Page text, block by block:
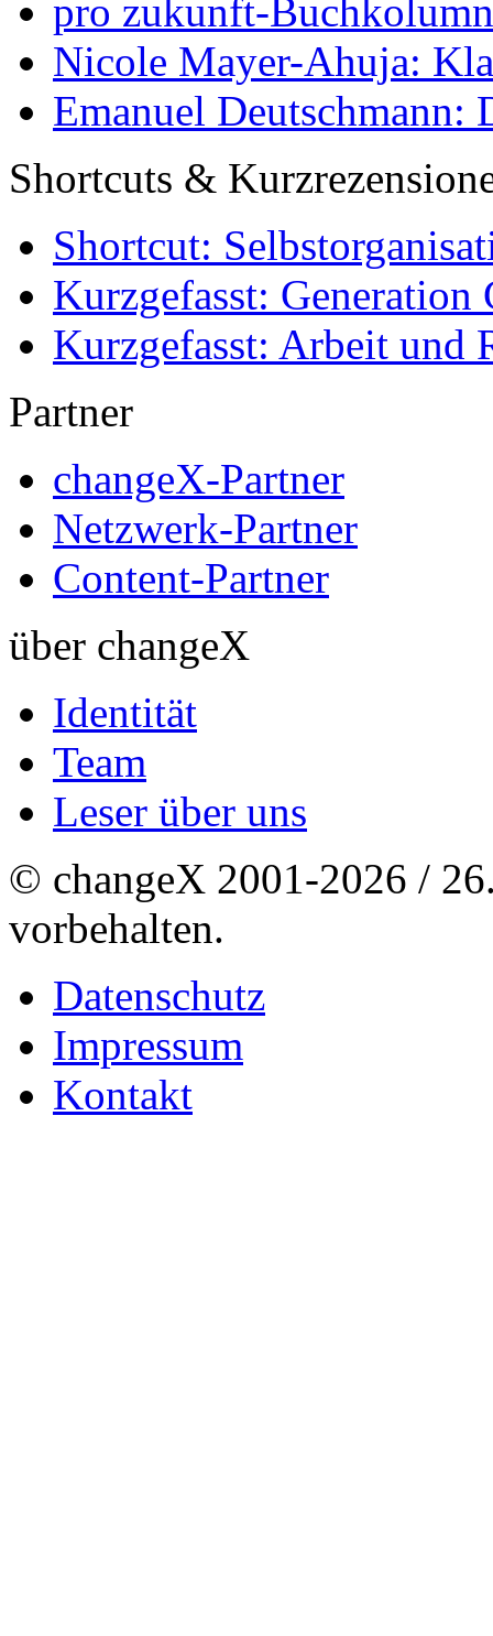
pro zukunft-
Nicole Mayer-Ahuja:
Emanuel Deutschmann:
Shortcuts &
Shortcut:
Kurzgefasst: Generation
Kurzgefasst: Arbeit und
Partner
changeX-Partner
Netzwerk-Partner
Content-Partner
über changeX
Identität
Team
Leser über uns
© changeX 2001-2026 /
vorbehalten.
Datenschutz
Impressum
Kontakt